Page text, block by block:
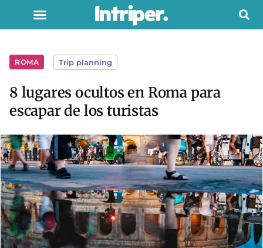
ROMA Trip planning
8 lugares ocultos en Roma para
escapar de los turistas